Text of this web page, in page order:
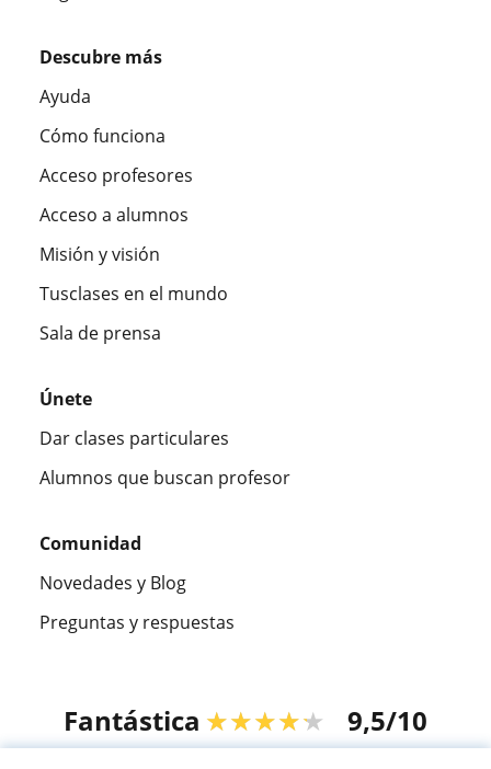
Descubre más
Ayuda
Cómo funciona
Acceso profesores
Acceso a alumnos
Misión y visión
Tusclases en el mundo
Sala de prensa
Únete
Dar clases particulares
Alumnos que buscan profesor
Comunidad
Novedades y Blog
Preguntas y respuestas
Fantástica ★★★★★ 9,5/10